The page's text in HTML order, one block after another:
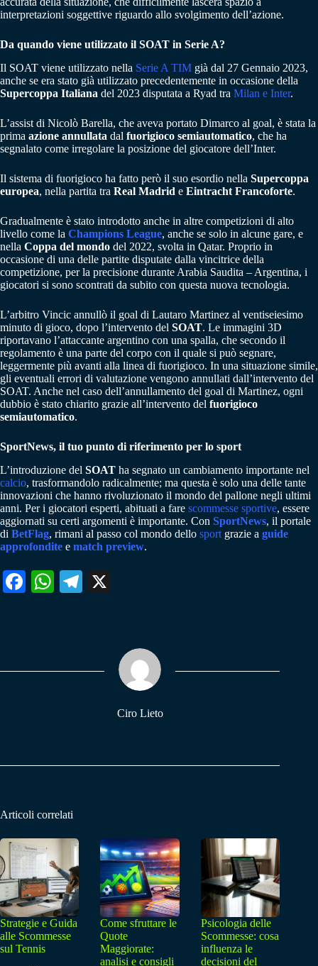
interpretazioni soggettive riguardo allo svolgimento dell’azione.
Da quando viene utilizzato il SOAT in Serie A?
Il SOAT viene utilizzato nella Serie A TIM già dal 27 Gennaio 2023,
anche se era stato già utilizzato precedentemente in occasione della
Supercoppa Italiana del 2023 disputata a Ryad tra Milan e Inter.
L’assist di Nicolò Barella, che aveva portato Dimarco al goal, è stata la
prima azione annullata dal fuorigioco semiautomatico, che ha
segnalato come irregolare la posizione del giocatore dell’Inter.
Il sistema di fuorigioco ha fatto però il suo esordio nella Supercoppa
europea, nella partita tra Real Madrid e Eintracht Francoforte.
Gradualmente è stato introdotto anche in altre competizioni di alto
livello come la Champions League, anche se solo in alcune gare, e
nella Coppa del mondo del 2022, svolta in Qatar. Proprio in
occasione di una delle partite disputate dalla vincitrice della
competizione, per la precisione durante Arabia Saudita – Argentina, i
giocatori si sono scontrati da subito con questa nuova tecnologia.
L’arbitro Vincic annullò il goal di Lautaro Martinez al ventiseiesimo
minuto di gioco, dopo l’intervento del SOAT. Le immagini 3D
riportavano l’attaccante argentino con una spalla, che secondo il
regolamento è una parte del corpo con il quale si può segnare,
leggermente più avanti alla linea di fuorigioco. In una situazione simile,
gli eventuali errori di valutazione vengono annullati dall’intervento del
SOAT. Anche nel caso dell’annullamento del goal di Martinez, ogni
dubbio è stato chiarito grazie all’intervento del fuorigioco
semiautomatico.
SportNews, il tuo punto di riferimento per lo sport
L’introduzione del SOAT ha segnato un cambiamento importante nel
calcio, trasformandolo radicalmente; ma questa è solo una delle tante
innovazioni che hanno rivoluzionato il mondo del pallone negli ultimi
anni. Per i giocatori esperti, abituati a fare scommesse sportive, essere
aggiornati su certi argomenti è importante. Con SportNews, il portale
di BetFlag, rimani al passo col mondo dello sport grazie a guide
approfondite e match preview.
Fa W
pp
Te
m
Ciro Lieto
Articoli correlati
Strategie e Guida
alle Scommesse
sul Tennis
Come sfruttare le
Quote
Maggiorate:
analisi e consigli
Psicologia delle
Scommesse: cosa
influenza le
decisioni del